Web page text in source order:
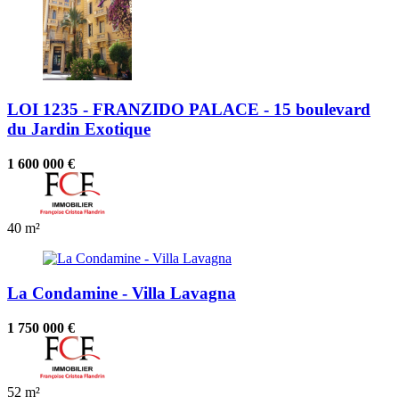
LOI 1235 - FRANZIDO PALACE - 15 boulevard
du Jardin Exotique
1 600 000 €
40 m²
La Condamine - Villa Lavagna
1 750 000 €
52 m²